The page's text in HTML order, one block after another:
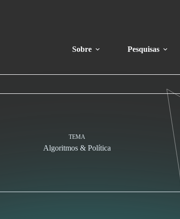
Sobre Pesquisas
TEMA
Algoritmos & Política